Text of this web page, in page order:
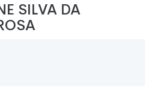
SILVA DA